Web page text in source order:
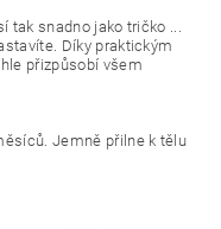
tak snadno jako tričko ...
Díky praktickým
přizpůsobí všem
Jemně přilne k tělu